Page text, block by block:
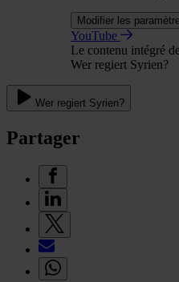
Modifier les
YouTube
Le contenu intégré
Wer regiert Syrien?
Wer regiert Syrien?
Partager